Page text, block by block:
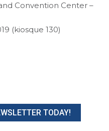
Convention Center –
(kiosque 130)
TODAY!